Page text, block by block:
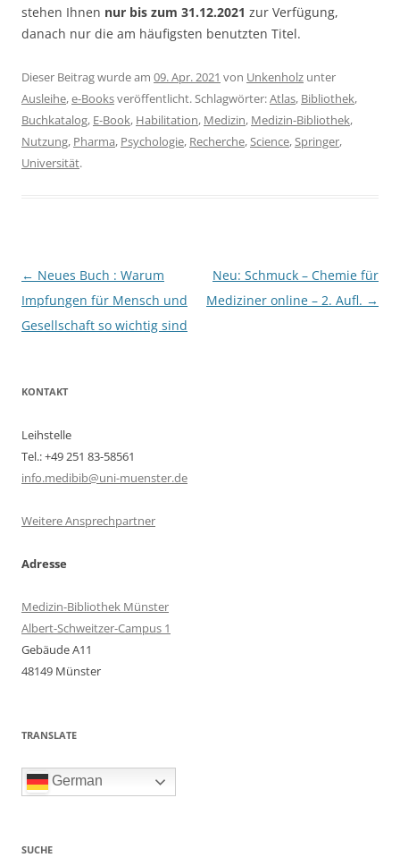
stehen Ihnen nur bis zum 31.12.2021 zur Verfügung,
danach nur die am häufigsten benutzten Titel.
Dieser Beitrag wurde am 09. Apr. 2021 von Unkenholz unter
Ausleihe,e-Booksveröffentlicht. Schlagwörter:Atlas, Bibliothek,
Buchkatalog, E-Book, Habilitation, Medizin, Medizin-Bibliothek,
Nutzung, Pharma, Psychologie, Recherche,Science,Springer,
Universität.
Beitragsnavigation
← Neues Buch : Warum
Impfungen für Mensch und
Gesellschaft so wichtig sind
Neu: Schmuck – Chemie für
Mediziner online – 2. Aufl. →
KONTAKT
Leihstelle
Tel.: +49 251 83-58561
info.medibib@uni-muenster.de
Weitere Ansprechpartner
Adresse
Medizin-Bibliothek Münster
Albert-Schweitzer-Campus 1
Gebäude A11
48149 Münster
TRANSLATE
German
SUCHE